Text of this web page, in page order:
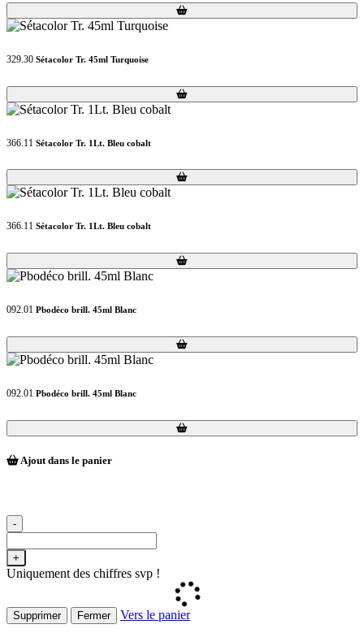
Loading...
Loading...
329.30 Sétacolor Tr. 45ml Turquoise
Loading...
Loading...
366.11 Sétacolor Tr. 1Lt. Bleu cobalt
Loading...
Loading...
366.11 Sétacolor Tr. 1Lt. Bleu cobalt
Loading...
Loading...
092.01 Pbodéco brill. 45ml Blanc
Loading...
Loading...
092.01 Pbodéco brill. 45ml Blanc
Loading...
Loading...
Ajout dans le panier
-
+
Uniquement des chiffres svp !
Supprimer Fermer Vers le panier